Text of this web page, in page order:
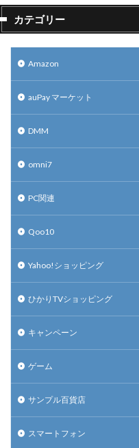
カテゴリー
Amazon
auPay マーケット
DMM
omni7
PC関連
Qoo10
Yahoo!ショッピング
ひかりTVショッピング
キャンペーン
ゲーム
サンプル百貨店
スマートフォン